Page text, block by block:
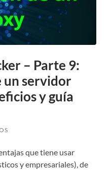
– Parte 9:
un servidor
y guía
que tiene usar
y empresariales), de